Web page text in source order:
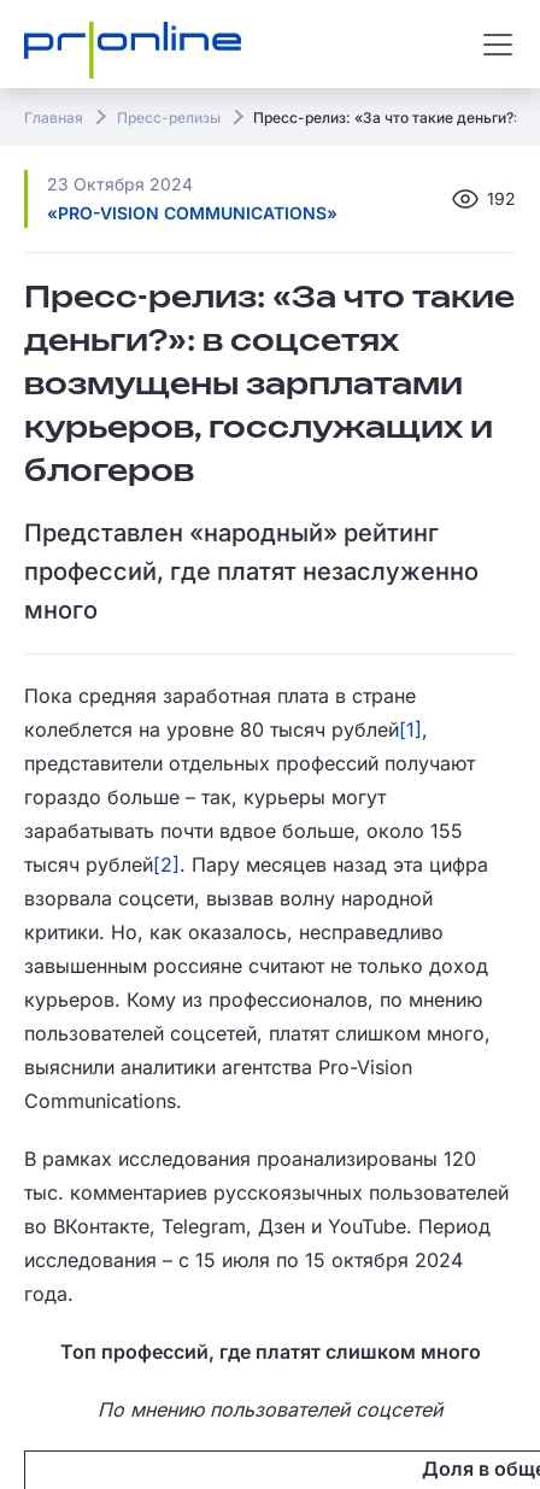
Главная Пресс-релизы Пресс-релиз: «За что такие деньги?»:
23 Октября 2024
«PRO-VISION COMMUNICATIONS»
192
Пресс-релиз: «За что такие
деньги?»: в соцсетях
возмущены зарплатами
курьеров, госслужащих и
блогеров
Представлен «народный» рейтинг
профессий, где платят незаслуженно
много
Пока средняя заработная плата в стране
колеблется на уровне 80 тысяч рублей[1] ,
представители отдельных профессий получают
гораздо больше – так, курьеры могут
зарабатывать почти вдвое больше, около 155
тысяч рублей[2] . Пару месяцев назад эта цифра
взорвала соцсети, вызвав волну народной
критики. Но, как оказалось, несправедливо
завышенным россияне считают не только доход
курьеров. Кому из профессионалов, по мнению
пользователей соцсетей, платят слишком много,
выяснили аналитики агентства Pro-Vision
Communications.
В рамках исследования проанализированы 120
тыс. комментариев русскоязычных пользователей
во ВКонтакте, Telegram, Дзен и YouTube. Период
исследования – с 15 июля по 15 октября 2024
года.
Топ профессий, где платят слишком много
По мнению пользователей соцсетей
Доля в